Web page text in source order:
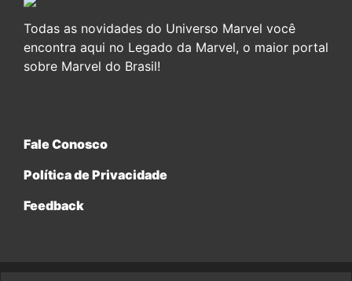
Todas as novidades do Universo Marvel você
encontra aqui no Legado da Marvel, o maior portal
sobre Marvel do Brasil!
Fale Conosco
Política de Privacidade
Feedback